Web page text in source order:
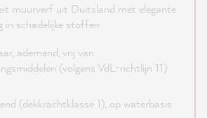
muurverf uit Duitsland met elegante
in schadelijke stoffen
ademend, vrij van
(volgens VdL-richtlijn 11)
(dekkrachtklasse 1), op waterbasis